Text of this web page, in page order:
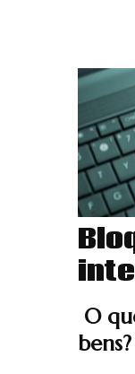
O
bens?